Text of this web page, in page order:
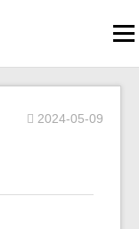
2024-05-09